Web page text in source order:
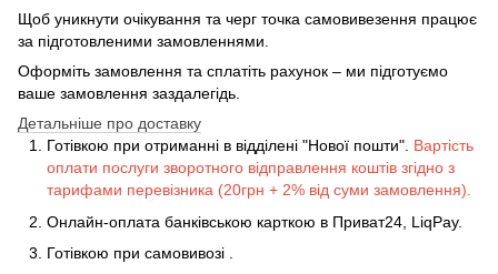
Щоб уникнути очікування та черг точка самовивезення працює
за підготовленими замовленнями.
Оформіть замовлення та сплатіть рахунок – ми підготуємо
ваше замовлення заздалегідь.
Детальніше про доставку
Готівкою при отриманні в відділені "Нової пошти". Вартість
оплати послуги зворотного відправлення коштів згідно з
тарифами перевізника (20грн + 2% від суми замовлення).
Онлайн-оплата банківською карткою в Приват24, LiqPay.
Готівкою при самовивозі